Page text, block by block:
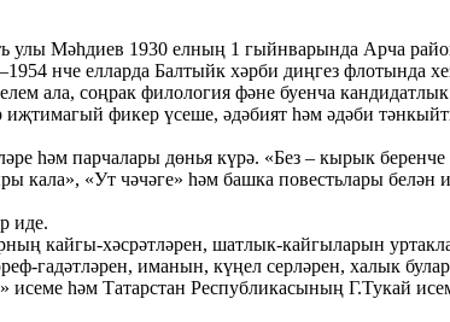
улы Мәһдиев 1930 елның 1 гыйнварында Арча
нче елларда Балтыйк хәрби диңгез флотында
ала, соңрак филология фәне буенча
фикер үсеше, әдәбият һәм әдәби
һәм парчалары дөнья күрә. «Без – кырык
«Ут чәчәге» һәм башка повестьлары белән
иде.
кайгы-хәсрәтләрен, шатлык-кайгыларын
иманын, күңел серләрен, халык
һәм Татарстан Республика­сының Г.Тукай